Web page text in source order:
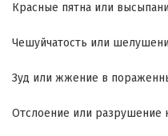
Красные пятна или
Чешуйчатость или
Зуд или жжение в
Отслоение или разрушение